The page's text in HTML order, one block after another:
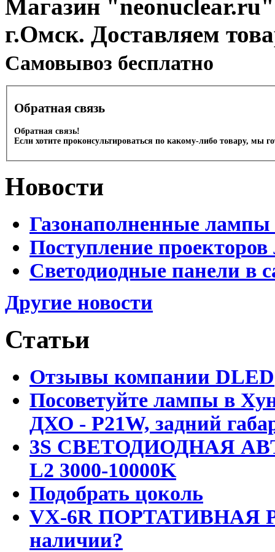
Магазин
г.Омск. Доставляем
Cамовывоз бесплатно
Обратная связь
Обратная связь!
Если хотите проконсультироваться по какому-либо товару, мы
Новости
Газонаполненные
Поступление
Светодиодные панели в
Другие новости
Статьи
Отзывы компании DLED
Посоветуйте лампы в
ДХО - P21W, задний
3S СВЕТОДИОДНАЯ
L2 3000-10000K
Подобрать цоколь
VX-6R ПОРТАТИВНАЯ
наличии?